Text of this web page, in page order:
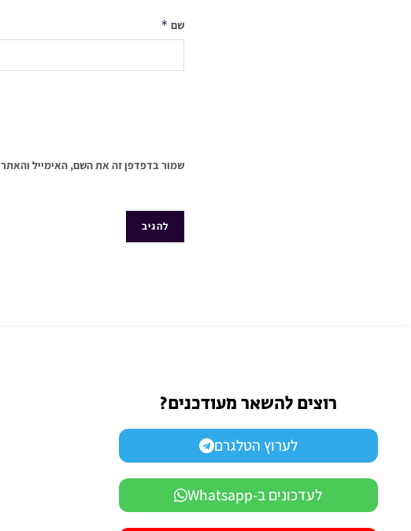
שם *
שמור בדפדפן זה את השם, האימייל
רוצים להשאר מעודכנים?
לערוץ הטלגרם
לעדכונים ב-Whatsapp